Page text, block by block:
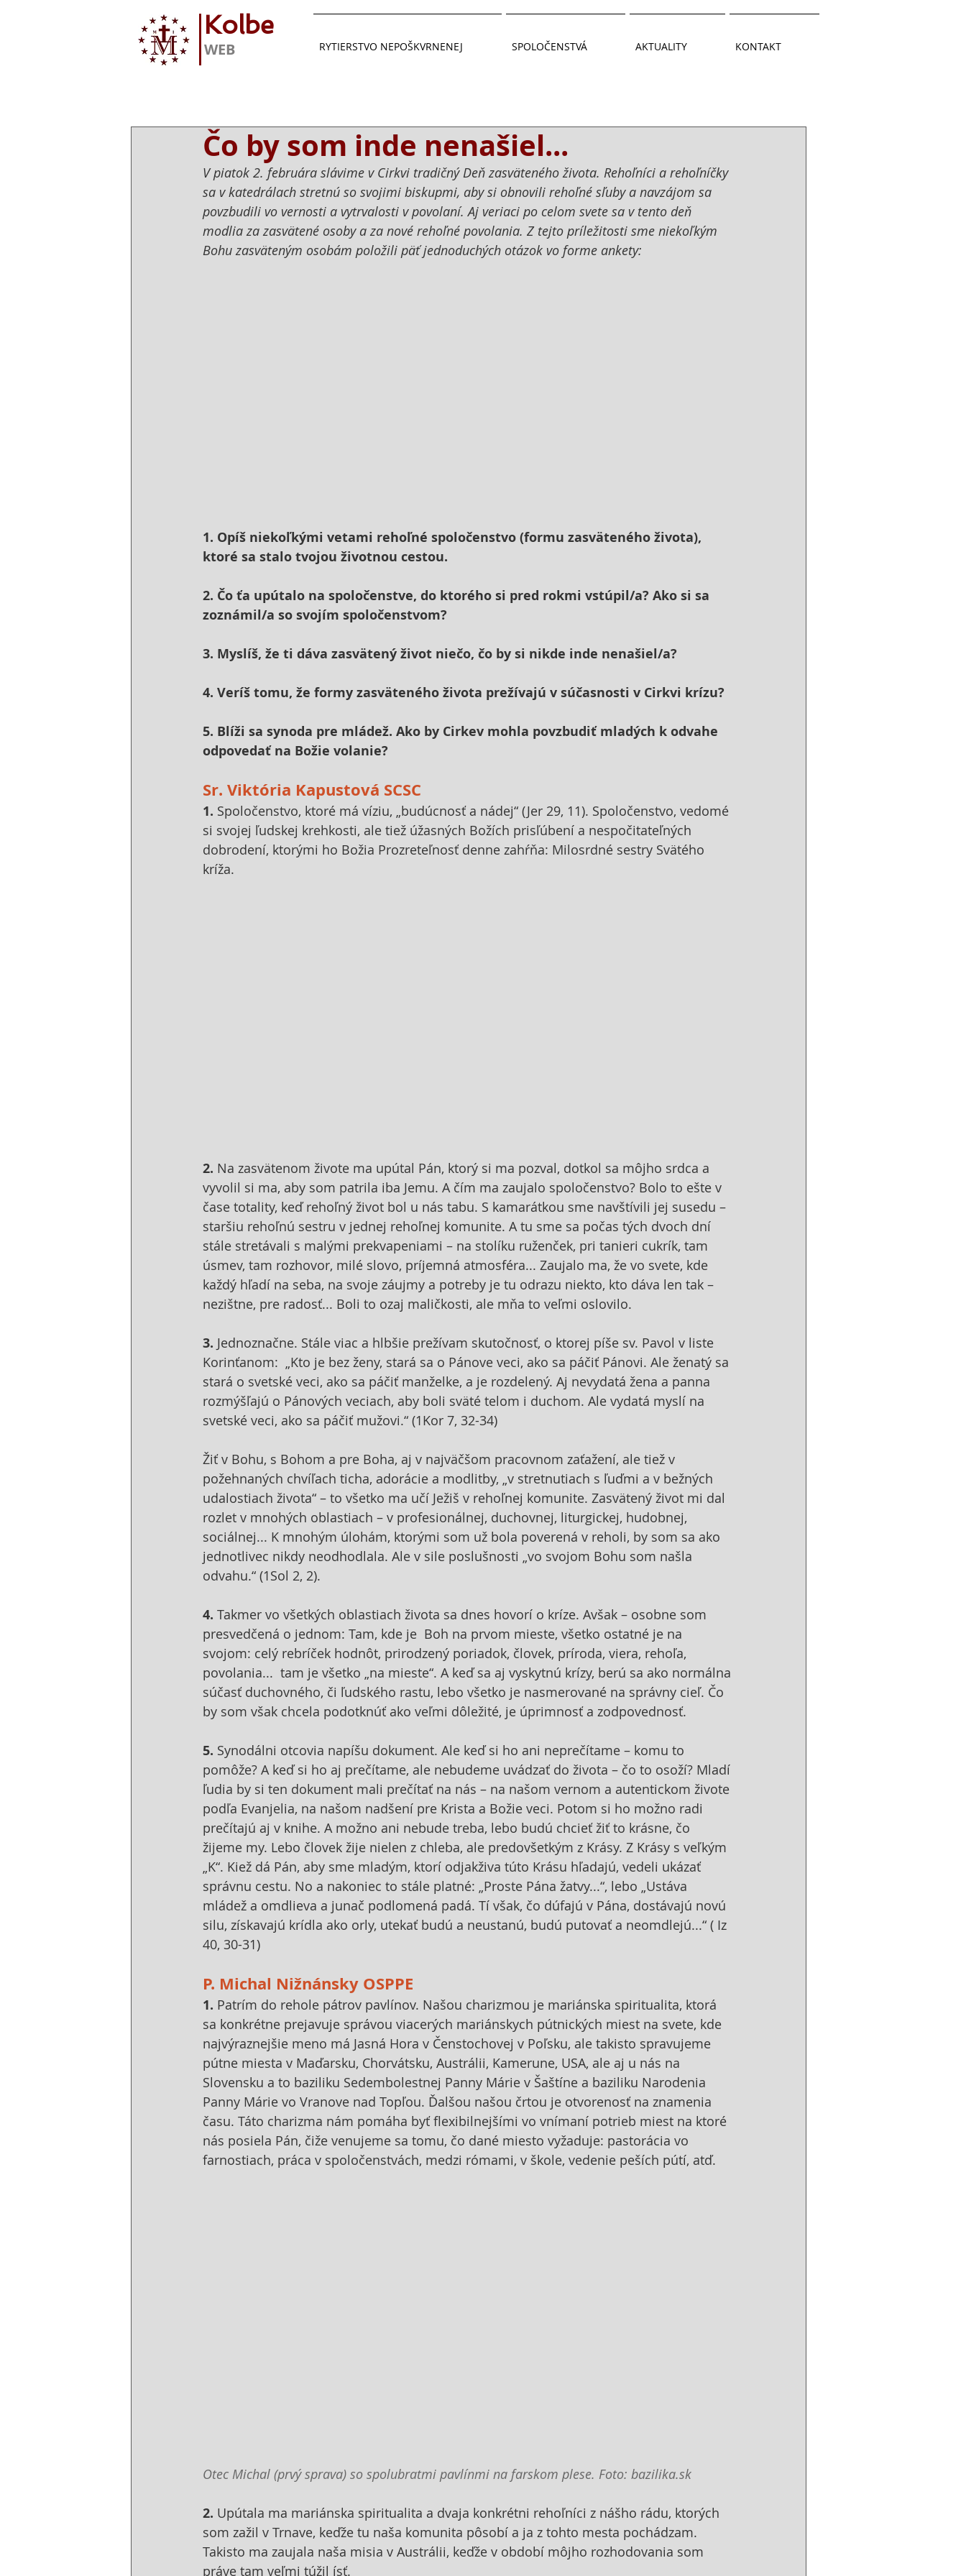
Kolbe
WEB RYTIERSTVO NEPOŠKVRNENEJ SPOLOČENSTVÁ AKTUALITY KONTAKT
Čo by som inde nenašiel...
V piatok 2. februára slávime v Cirkvi tradičný Deň zasväteného života. Rehoľníci a rehoľníčky
sa v katedrálach stretnú so svojimi biskupmi, aby si obnovili rehoľné sľuby a navzájom sa
povzbudili vo vernosti a vytrvalosti v povolaní. Aj veriaci po celom svete sa v tento deň
modlia za zasvätené osoby a za nové rehoľné povolania. Z tejto príležitosti sme niekoľkým
Bohu zasväteným osobám položili päť jednoduchých otázok vo forme ankety:
1. Opíš niekoľkými vetami rehoľné spoločenstvo (formu zasväteného života),
ktoré sa stalo tvojou životnou cestou.
2. Čo ťa upútalo na spoločenstve, do ktorého si pred rokmi vstúpil/a? Ako si sa
zoznámil/a so svojím spoločenstvom?
3. Myslíš, že ti dáva zasvätený život niečo, čo by si nikde inde nenašiel/a?
4. Veríš tomu, že formy zasväteného života prežívajú v súčasnosti v Cirkvi krízu?
5. Blíži sa synoda pre mládež. Ako by Cirkev mohla povzbudiť mladých k odvahe
odpovedať na Božie volanie?
Sr. Viktória Kapustová SCSC
1. Spoločenstvo, ktoré má víziu, „budúcnosť a nádej“ (Jer 29, 11). Spoločenstvo, vedomé
si svojej ľudskej krehkosti, ale tiež úžasných Božích prisľúbení a nespočitateľných
dobrodení, ktorými ho Božia Prozreteľnosť denne zahŕňa: Milosrdné sestry Svätého
kríža.
2. Na zasvätenom živote ma upútal Pán, ktorý si ma pozval, dotkol sa môjho srdca a
vyvolil si ma, aby som patrila iba Jemu. A čím ma zaujalo spoločenstvo? Bolo to ešte v
čase totality, keď rehoľný život bol u nás tabu. S kamarátkou sme navštívili jej susedu –
staršiu rehoľnú sestru v jednej rehoľnej komunite. A tu sme sa počas tých dvoch dní
stále stretávali s malými prekvapeniami – na stolíku ruženček, pri tanieri cukrík, tam
úsmev, tam rozhovor, milé slovo, príjemná atmosféra... Zaujalo ma, že vo svete, kde
každý hľadí na seba, na svoje záujmy a potreby je tu odrazu niekto, kto dáva len tak –
nezištne, pre radosť... Boli to ozaj maličkosti, ale mňa to veľmi oslovilo.
3. Jednoznačne. Stále viac a hlbšie prežívam skutočnosť, o ktorej píše sv. Pavol v liste
Korinťanom:  „Kto je bez ženy, stará sa o Pánove veci, ako sa páčiť Pánovi. Ale ženatý sa
stará o svetské veci, ako sa páčiť manželke, a je rozdelený. Aj nevydatá žena a panna
rozmýšľajú o Pánových veciach, aby boli sväté telom i duchom. Ale vydatá myslí na
svetské veci, ako sa páčiť mužovi.“ (1Kor 7, 32-34)
Žiť v Bohu, s Bohom a pre Boha, aj v najväčšom pracovnom zaťažení, ale tiež v
požehnaných chvíľach ticha, adorácie a modlitby, „v stretnutiach s ľuďmi a v bežných
udalostiach života“ – to všetko ma učí Ježiš v rehoľnej komunite. Zasvätený život mi dal
rozlet v mnohých oblastiach – v profesionálnej, duchovnej, liturgickej, hudobnej,
sociálnej... K mnohým úlohám, ktorými som už bola poverená v reholi, by som sa ako
jednotlivec nikdy neodhodlala. Ale v sile poslušnosti „vo svojom Bohu som našla
odvahu.“ (1Sol 2, 2).
4. Takmer vo všetkých oblastiach života sa dnes hovorí o kríze. Avšak – osobne som
presvedčená o jednom: Tam, kde je  Boh na prvom mieste, všetko ostatné je na
svojom: celý rebríček hodnôt, prirodzený poriadok, človek, príroda, viera, rehoľa,
povolania...  tam je všetko „na mieste“. A keď sa aj vyskytnú krízy, berú sa ako normálna
súčasť duchovného, či ľudského rastu, lebo všetko je nasmerované na správny cieľ. Čo
by som však chcela podotknúť ako veľmi dôležité, je úprimnosť a zodpovednosť.
5. Synodálni otcovia napíšu dokument. Ale keď si ho ani neprečítame – komu to
pomôže? A keď si ho aj prečítame, ale nebudeme uvádzať do života – čo to osoží? Mladí
ľudia by si ten dokument mali prečítať na nás – na našom vernom a autentickom živote
podľa Evanjelia, na našom nadšení pre Krista a Božie veci. Potom si ho možno radi
prečítajú aj v knihe. A možno ani nebude treba, lebo budú chcieť žiť to krásne, čo
žijeme my. Lebo človek žije nielen z chleba, ale predovšetkým z Krásy. Z Krásy s veľkým
„K“. Kiež dá Pán, aby sme mladým, ktorí odjakživa túto Krásu hľadajú, vedeli ukázať
správnu cestu. No a nakoniec to stále platné: „Proste Pána žatvy...“, lebo „Ustáva
mládež a omdlieva a junač podlomená padá. Tí však, čo dúfajú v Pána, dostávajú novú
silu, získavajú krídla ako orly, utekať budú a neustanú, budú putovať a neomdlejú...“ ( Iz
40, 30-31)
P. Michal Nižnánsky OSPPE
1. Patrím do rehole pátrov pavlínov. Našou charizmou je mariánska spiritualita, ktorá
sa konkrétne prejavuje správou viacerých mariánskych pútnických miest na svete, kde
najvýraznejšie meno má Jasná Hora v Čenstochovej v Poľsku, ale takisto spravujeme
pútne miesta v Maďarsku, Chorvátsku, Austrálii, Kamerune, USA, ale aj u nás na
Slovensku a to baziliku Sedembolestnej Panny Márie v Šaštíne a baziliku Narodenia
Panny Márie vo Vranove nad Topľou. Ďalšou našou črtou je otvorenosť na znamenia
času. Táto charizma nám pomáha byť flexibilnejšími vo vnímaní potrieb miest na ktoré
nás posiela Pán, čiže venujeme sa tomu, čo dané miesto vyžaduje: pastorácia vo
farnostiach, práca v spoločenstvách, medzi rómami, v škole, vedenie peších pútí, atď.
Otec Michal (prvý sprava) so spolubratmi pavlínmi na farskom plese. Foto: bazilika.sk
2. Upútala ma mariánska spiritualita a dvaja konkrétni rehoľníci z nášho rádu, ktorých
som zažil v Trnave, keďže tu naša komunita pôsobí a ja z tohto mesta pochádzam.
Takisto ma zaujala naša misia v Austrálii, keďže v období môjho rozhodovania som
práve tam veľmi túžil ísť.